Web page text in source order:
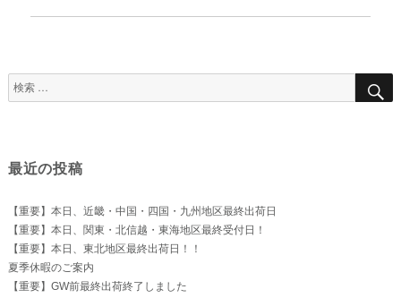
投
検
索
最近の投稿
【重要】本日、近畿・中国・四国・九州地区最終出荷日
【重要】本日、関東・北信越・東海地区最終受付日！
【重要】本日、東北地区最終出荷日！！
夏季休暇のご案内
【重要】GW前最終出荷終了しました